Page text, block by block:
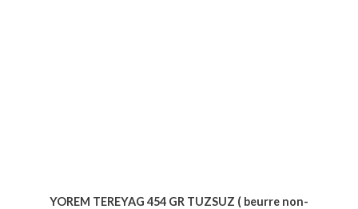
YOREM TEREYAG 454 GR TUZSUZ ( beurre non-